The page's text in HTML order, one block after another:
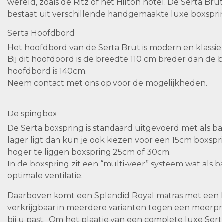
wereld, zoals de Ritz of het Hilton hotel. De Serta
bestaat uit verschillende handgemaakte luxe
Serta Hoofdbord
Het hoofdbord van de Serta Brut is modern en
Bij dit hoofdbord is de breedte 110 cm breder dan
hoofdbord is 140cm.
Neem contact met ons op voor de mogelijkheden.
De spingbox
De Serta boxspring is standaard uitgevoerd met als
lager ligt dan kun je ook kiezen voor een 15cm
hoger te liggen boxspring 25cm of 30cm.
In de boxspring zit een “multi-veer” systeem wat als
optimale ventilatie.
Daarboven komt een Splendid Royal matras met
verkrijgbaar in meerdere varianten tegen een
bij u past. Om het plaatje van een complete luxe